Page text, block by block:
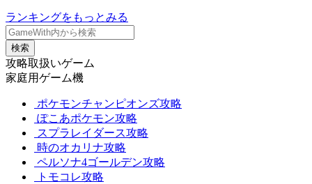
ランキングをもっとみる
検索
攻略取扱いゲーム
家庭用ゲーム機
ポケモンチャンピオンズ攻略
ぽこあポケモン攻略
スプラレイダース攻略
時のオカリナ攻略
ペルソナ4ゴールデン攻略
トモコレ攻略